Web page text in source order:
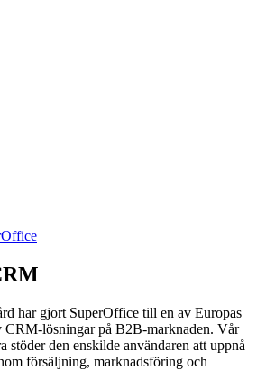
har gjort SuperOffice till en av Europas
CRM-lösningar på B2B-marknaden. Vår
stöder den enskilde användaren att uppnå
försäljning, marknadsföring och